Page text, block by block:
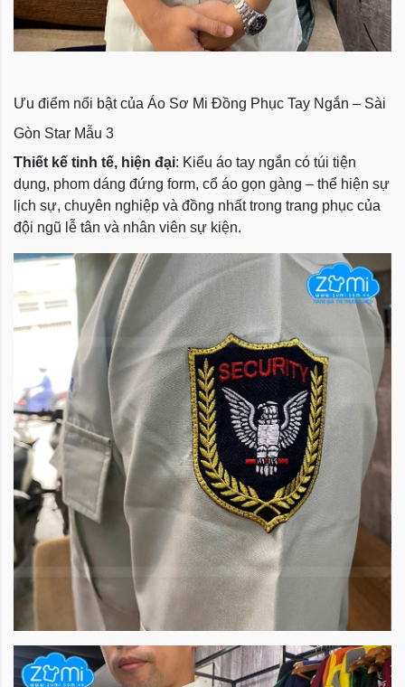
Ưu điểm nổi bật của Áo Sơ Mi Đồng Phục Tay Ngắn – Sài
Gòn Star Mẫu 3
Thiết kế tinh tế, hiện đại: Kiểu áo tay ngắn có túi tiện
dụng, phom dáng đứng form, cổ áo gọn gàng – thể hiện sự
lịch sự, chuyên nghiệp và đồng nhất trong trang phục của
đội ngũ lễ tân và nhân viên sự kiện.